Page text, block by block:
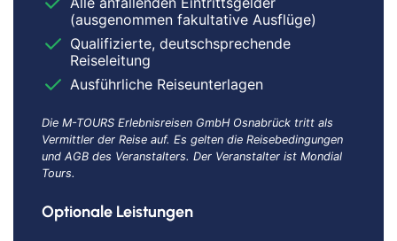
(ausgenommen fakultative Ausflüge)
Qualifizierte, deutschsprechende
Reiseleitung
Ausführliche Reiseunterlagen
Die M-TOURS Erlebnisreisen GmbH Osnabrück tritt als
Vermittler der Reise auf. Es gelten die Reisebedingungen
und AGB des Veranstalters. Der Veranstalter ist Mondial
Tours.
Optionale Leistungen